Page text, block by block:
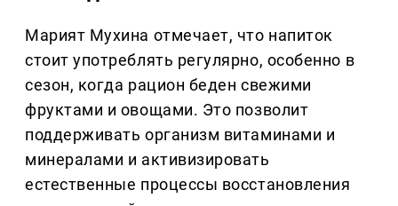
Марият Мухина отмечает, что напиток
стоит употреблять регулярно, особенно в
сезон, когда рацион беден свежими
фруктами и овощами. Это позволит
поддерживать организм витаминами и
минералами и активизировать
естественные процессы восстановления